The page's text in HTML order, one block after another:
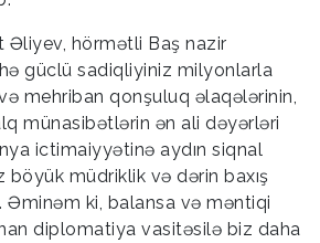
Əliyev, hörmətli Baş nazir
güclü sadiqliyiniz milyonlarla
mehriban qonşuluq əlaqələrinin,
münasibətlərin ən ali dəyərləri
ictimaiyyətinə aydın siqnal
böyük müdriklik və dərin baxış
Əminəm ki, balansa və məntiqi
diplomatiya vasitəsilə biz daha